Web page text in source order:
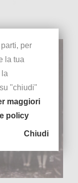
per
la tua
"chiudi"
maggiori
policy
Chiudi